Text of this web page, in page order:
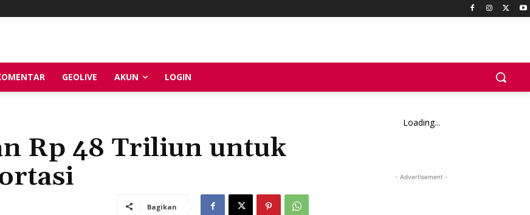
GEOLIVE AKUN LOGIN
Rp 48 Triliun untuk
Bagikan
Loading...
- Advertisement -